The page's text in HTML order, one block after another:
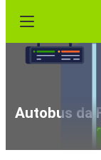
Autobus da